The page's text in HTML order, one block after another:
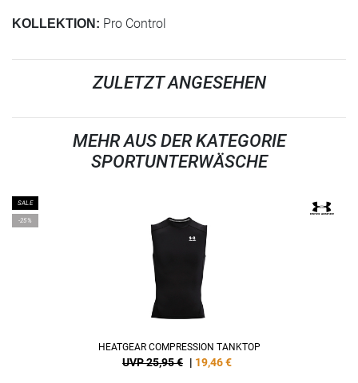
KOLLEKTION: Pro Control
ZULETZT ANGESEHEN
MEHR AUS DER KATEGORIE
SPORTUNTERWÄSCHE
SALE
-25%
HEATGEAR COMPRESSION TANKTOP
UVP 25,95 € | 19,46€